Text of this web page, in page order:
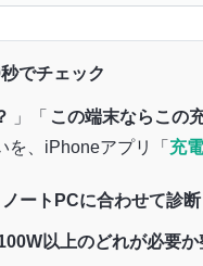
でチェック
」「 この端末ならこの
を、iPhoneアプリ「 充
ートPCに合わせて診断
以上のどれが必要か